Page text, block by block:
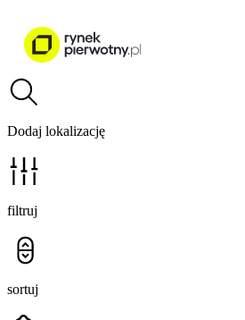
Dodaj lokalizację
filtruj
sortuj